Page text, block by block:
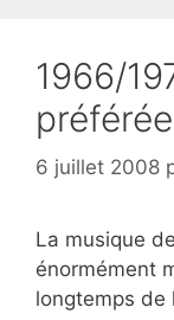
1966/
6 juillet 2008
La musique
énormément
longtemps de